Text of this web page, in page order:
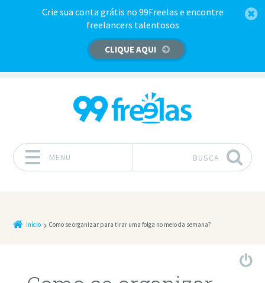
Crie sua conta grátis no 99Freelas e encontre
freelancers talentosos
CLIQUE AQUI
MENU BUSCA
Início Como se organizar para tirar uma folga no meio da semana?